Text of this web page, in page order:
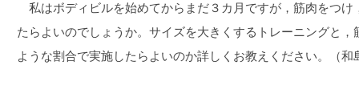
私はボディビルを始めてからまだ３カ月ですが，筋肉をつけ
たらよいのでしょうか。サイズを大きくするトレーニングと
ような割合で実施したらよいのか詳しくお教えください。（和